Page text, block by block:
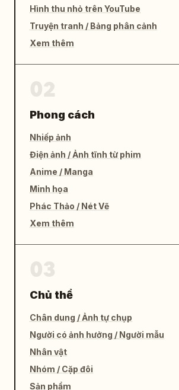
Hình thu nhỏ trên YouTube
Truyện tranh / Bảng phân cảnh
Xem thêm
Phong cách
Nhiếp ảnh
Điện ảnh / Ảnh tĩnh từ phim
Anime / Manga
Minh họa
Phác Thảo / Nét Vẽ
Xem thêm
Chủ thể
Chân dung / Ảnh tự chụp
Người có ảnh hưởng / Người mẫu
Nhân vật
Nhóm / Cặp đôi
Sản phẩm